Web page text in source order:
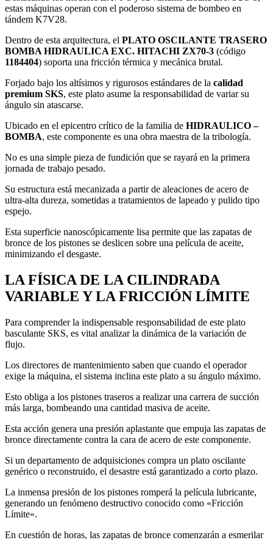
estas máquinas operan con el poderoso sistema de bombeo en
tándem K7V28.
Dentro de esta arquitectura, el PLATO OSCILANTE TRASERO
BOMBA HIDRAULICA EXC. HITACHI ZX70-3 (código
1184404) soporta una fricción térmica y mecánica brutal.
Forjado bajo los altísimos y rigurosos estándares de la calidad
premium SKS, este plato asume la responsabilidad de variar su
ángulo sin atascarse.
Ubicado en el epicentro crítico de la familia de HIDRAULICO –
BOMBA, este componente es una obra maestra de la tribología.
No es una simple pieza de fundición que se rayará en la primera
jornada de trabajo pesado.
Su estructura está mecanizada a partir de aleaciones de acero de
ultra-alta dureza, sometidas a tratamientos de lapeado y pulido tipo
espejo.
Esta superficie nanoscópicamente lisa permite que las zapatas de
bronce de los pistones se deslicen sobre una película de aceite,
minimizando el desgaste.
LA FÍSICA DE LA CILINDRADA
VARIABLE Y LA FRICCIÓN LÍMITE
Para comprender la indispensable responsabilidad de este plato
basculante SKS, es vital analizar la dinámica de la variación de
flujo.
Los directores de mantenimiento saben que cuando el operador
exige la máquina, el sistema inclina este plato a su ángulo máximo.
Esto obliga a los pistones traseros a realizar una carrera de succión
más larga, bombeando una cantidad masiva de aceite.
Esta acción genera una presión aplastante que empuja las zapatas de
bronce directamente contra la cara de acero de este componente.
Si un departamento de adquisiciones compra un plato oscilante
genérico o reconstruido, el desastre está garantizado a corto plazo.
La inmensa presión de los pistones romperá la película lubricante,
generando un fenómeno destructivo conocido como «Fricción
Límite».
En cuestión de horas, las zapatas de bronce comenzarán a esmerilar